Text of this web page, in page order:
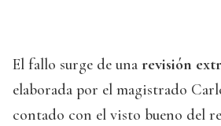
El fallo surge de una revisión
elaborada por el magistrado
contado con el visto bueno del